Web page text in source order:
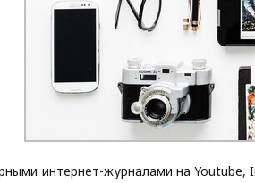
интернет-журналами на